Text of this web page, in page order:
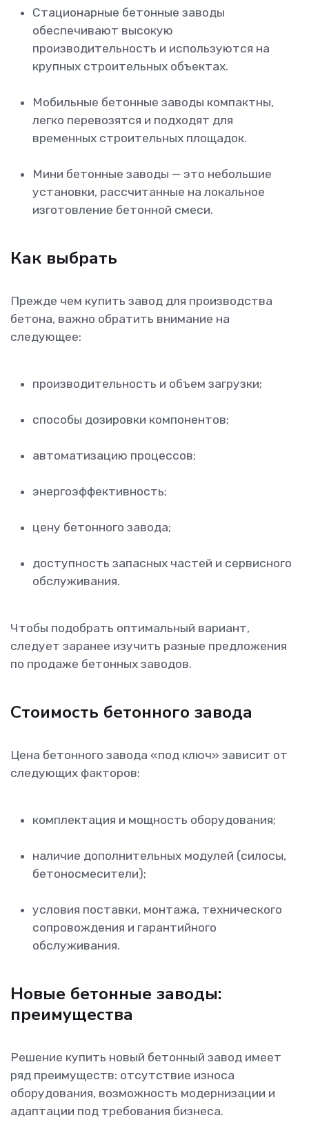
Стационарные бетонные заводы
обеспечивают высокую
производительность и используются на
крупных строительных объектах.
Мобильные бетонные заводы компактны,
легко перевозятся и подходят для
временных строительных площадок.
Мини бетонные заводы — это небольшие
установки, рассчитанные на локальное
изготовление бетонной смеси.
Как выбрать
Прежде чем купить завод для производства
бетона, важно обратить внимание на
следующее:
производительность и объем загрузки;
способы дозировки компонентов;
автоматизацию процессов;
энергоэффективность;
цену бетонного завода;
доступность запасных частей и сервисного
обслуживания.
Чтобы подобрать оптимальный вариант,
следует заранее изучить разные предложения
по продаже бетонных заводов.
Стоимость бетонного завода
Цена бетонного завода «под ключ» зависит от
следующих факторов:
комплектация и мощность оборудования;
наличие дополнительных модулей (силосы,
бетоносмесители);
условия поставки, монтажа, технического
сопровождения и гарантийного
обслуживания.
Новые бетонные заводы:
преимущества
Решение купить новый бетонный завод имеет
ряд преимуществ: отсутствие износа
оборудования, возможность модернизации и
адаптации под требования бизнеса.